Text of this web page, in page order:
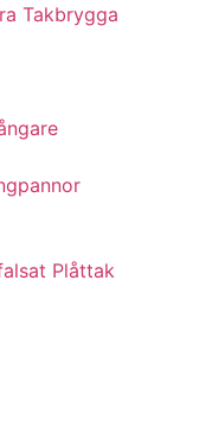
Takbrygga
Plåttak